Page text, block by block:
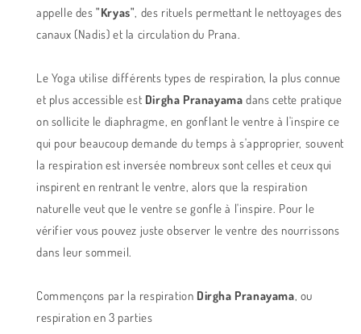
appelle des"Kryas", des rituels permettant le nettoyages des
canaux (Nadis) et la circulation du Prana.
Le Yoga utilise différents types de respiration, la plus connue
et plus accessible est Dirgha Pranayama dans cette pratique
on sollicite le diaphragme, en gonflant le ventre à l'inspire ce
qui pour beaucoup demande du temps à s'approprier, souvent
la respiration est inversée nombreux sont celles et ceux qui
inspirent en rentrant le ventre, alors que la respiration
naturelle veut que le ventre se gonfle à l'inspire. Pour le
vérifier vous pouvez juste observer le ventre des nourrissons
dans leur sommeil.
Commençons par la respiration Dirgha Pranayama, ou
respiration en 3 parties